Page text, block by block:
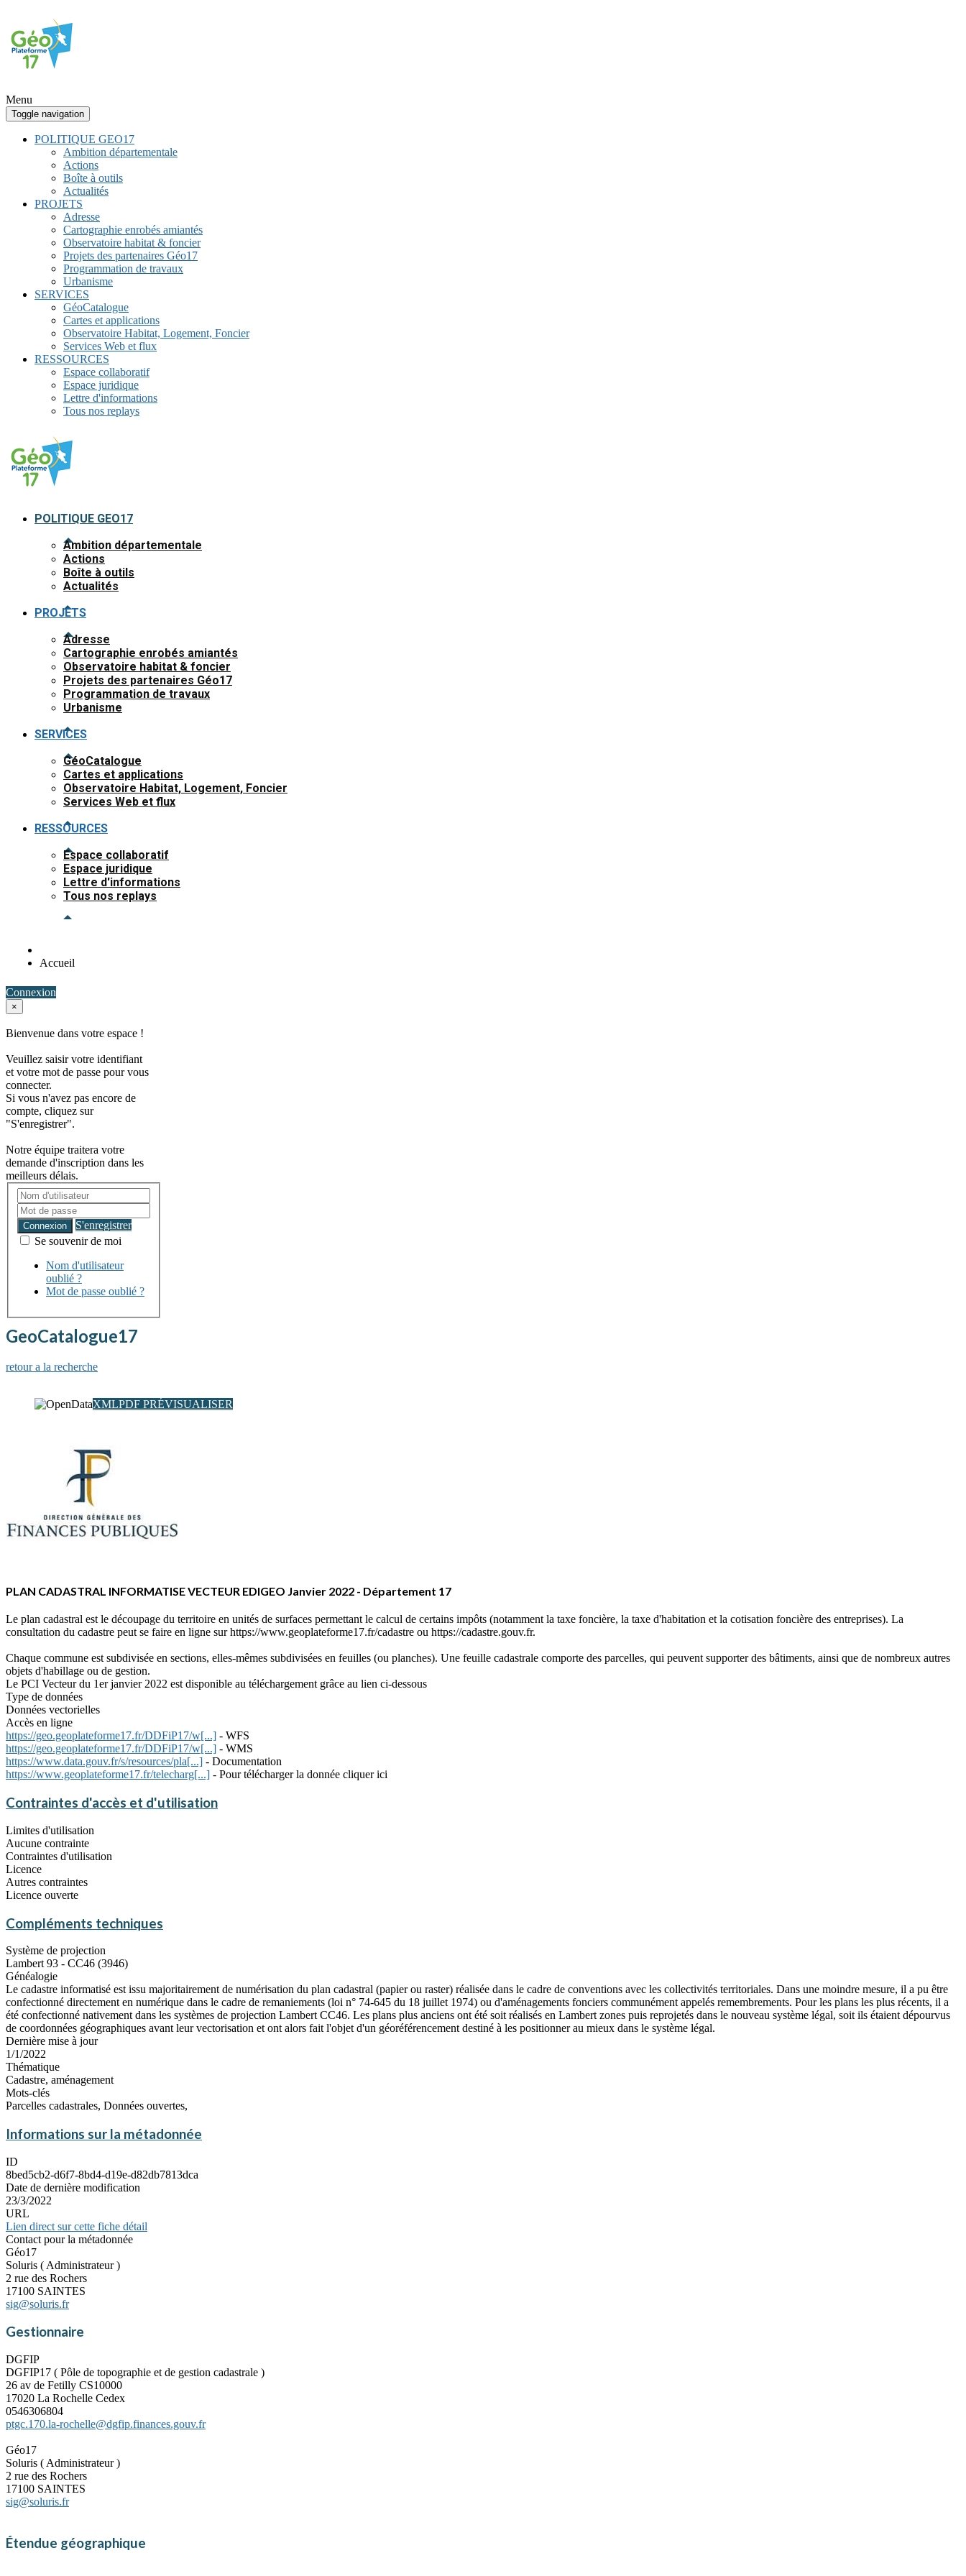
Menu
Toggle navigation
POLITIQUE GEO17
Ambition départementale
Actions
Boîte à outils
Actualités
PROJETS
Adresse
Cartographie enrobés amiantés
Observatoire habitat & foncier
Projets des partenaires Géo17
Programmation de travaux
Urbanisme
SERVICES
GéoCatalogue
Cartes et applications
Observatoire Habitat, Logement, Foncier
Services Web et flux
RESSOURCES
Espace collaboratif
Espace juridique
Lettre d'informations
Tous nos replays
POLITIQUE GEO17
Ambition départementale
Actions
Boîte à outils
Actualités
PROJETS
Adresse
Cartographie enrobés amiantés
Observatoire habitat & foncier
Projets des partenaires Géo17
Programmation de travaux
Urbanisme
SERVICES
GéoCatalogue
Cartes et applications
Observatoire Habitat, Logement, Foncier
Services Web et flux
RESSOURCES
Espace collaboratif
Espace juridique
Lettre d'informations
Tous nos replays
Accueil
Connexion
×
Bienvenue dans votre espace !
Veuillez saisir votre identifiant
et votre mot de passe pour vous
connecter.
Si vous n'avez pas encore de
compte, cliquez sur
"S'enregistrer".
Notre équipe traitera votre
demande d'inscription dans les
meilleurs délais.
Connexion
S'enregistrer
Se souvenir de moi
Nom d'utilisateur
oublié ?
Mot de passe oublié ?
GeoCatalogue17
retour a la recherche
XMLPDF PRÉVISUALISER
PLAN CADASTRAL INFORMATISE VECTEUR EDIGEO Janvier 2022 - Département 17
Le plan cadastral est le découpage du territoire en unités de surfaces permettant le calcul de certains impôts (notamment la taxe foncière, la taxe d'habitation et la cotisation foncière des entreprises). La
consultation du cadastre peut se faire en ligne sur https://www.geoplateforme17.fr/cadastre ou https://cadastre.gouv.fr.
Chaque commune est subdivisée en sections, elles-mêmes subdivisées en feuilles (ou planches). Une feuille cadastrale comporte des parcelles, qui peuvent supporter des bâtiments, ainsi que de nombreux autres
objets d'habillage ou de gestion.
Le PCI Vecteur du 1er janvier 2022 est disponible au téléchargement grâce au lien ci-dessous
Type de données
Données vectorielles
Accès en ligne
https://geo.geoplateforme17.fr/DDFiP17/w[...] - WFS
https://geo.geoplateforme17.fr/DDFiP17/w[...] - WMS
https://www.data.gouv.fr/s/resources/pla[...] - Documentation
https://www.geoplateforme17.fr/telecharg[...] - Pour télécharger la donnée cliquer ici
Contraintes d'accès et d'utilisation
Limites d'utilisation
Aucune contrainte
Contraintes d'utilisation
Licence
Autres contraintes
Licence ouverte
Compléments techniques
Système de projection
Lambert 93 - CC46 (3946)
Généalogie
Le cadastre informatisé est issu majoritairement de numérisation du plan cadastral (papier ou raster) réalisée dans le cadre de conventions avec les collectivités territoriales. Dans une moindre mesure, il a pu être
confectionné directement en numérique dans le cadre de remaniements (loi n° 74-645 du 18 juillet 1974) ou d'aménagements fonciers communément appelés remembrements. Pour les plans les plus récents, il a
été confectionné nativement dans les systèmes de projection Lambert CC46. Les plans plus anciens ont été soit réalisés en Lambert zones puis reprojetés dans le nouveau système légal, soit ils étaient dépourvus
de coordonnées géographiques avant leur vectorisation et ont alors fait l'objet d'un géoréférencement destiné à les positionner au mieux dans le système légal.
Dernière mise à jour
1/1/2022
Thématique
Cadastre, aménagement
Mots-clés
Parcelles cadastrales, Données ouvertes,
Informations sur la métadonnée
ID
8bed5cb2-d6f7-8bd4-d19e-d82db7813dca
Date de dernière modification
23/3/2022
URL
Lien direct sur cette fiche détail
Contact pour la métadonnée
Géo17
Soluris ( Administrateur )
2 rue des Rochers
17100 SAINTES
sig@soluris.fr
Gestionnaire
DGFIP
DGFIP17 ( Pôle de topographie et de gestion cadastrale )
26 av de Fetilly CS10000
17020 La Rochelle Cedex
0546306804
ptgc.170.la-rochelle@dgfip.finances.gouv.fr
Géo17
Soluris ( Administrateur )
2 rue des Rochers
17100 SAINTES
sig@soluris.fr
Étendue géographique